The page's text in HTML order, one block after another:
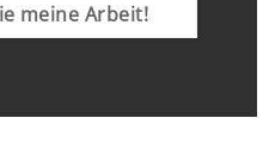
meine Arbeit!